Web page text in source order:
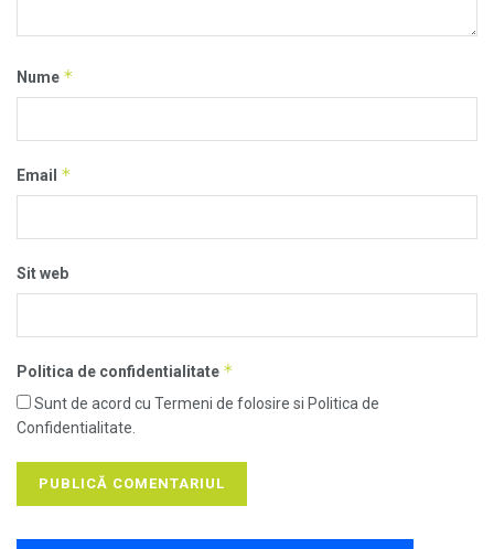
Nume *
Email *
Sit web
Politica de confidentialitate *
Sunt de acord cu Termeni de folosire si Politica de
Confidentialitate.